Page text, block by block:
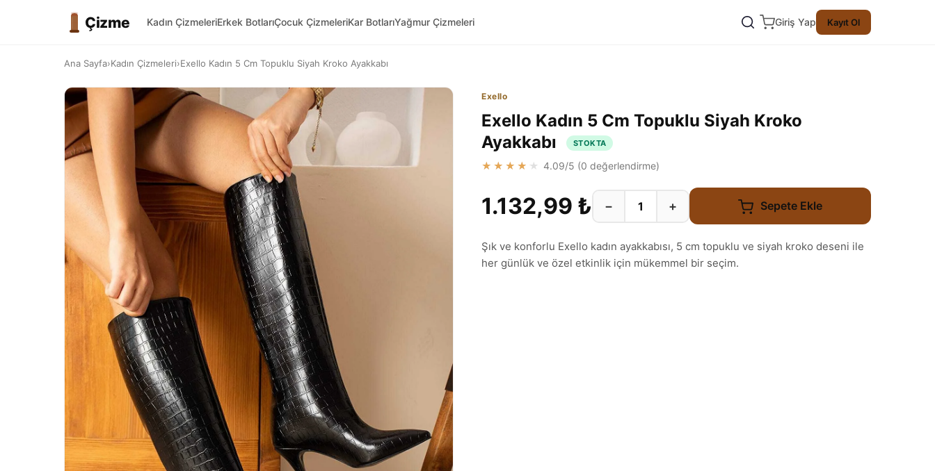
Çizme Kadın ÇizmeleriErkek BotlarıÇocuk ÇizmeleriKar BotlarıYağmur Çizmeleri Giriş Yap Kayıt Ol
Ana Sayfa›Kadın Çizmeleri›Exello Kadın 5 Cm Topuklu Siyah Kroko Ayakkabı
Exello
Exello Kadın 5 Cm Topuklu Siyah Kroko
Ayakkabı
STOKTA
★★★★★ 4.09/5 (0 değerlendirme)
1.132,99 ₺ − + Sepete Ekle
Şık ve konforlu Exello kadın ayakkabısı, 5 cm topuklu ve siyah kroko deseni ile
her günlük ve özel etkinlik için mükemmel bir seçim.